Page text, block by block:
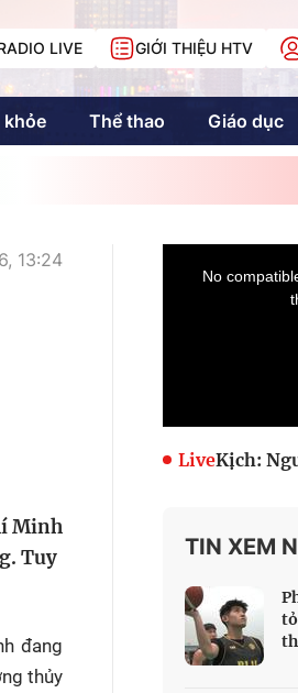
LIVE GIỚI THIỆU HTV
khỏe Thể thao Giáo dục
đua xe đạp
Games 33
13:24
Minh
Tuy
đang
thủy
LiveKịch:
TIN XEM